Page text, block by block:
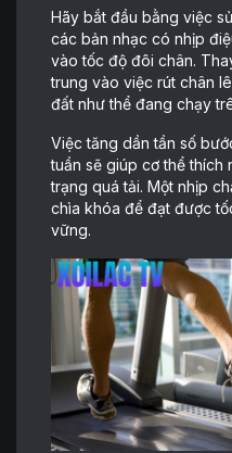
Hãy bắt đầu bằng việc
các bản nhạc có nhịp
vào tốc độ đôi chân.
trung vào việc rút chân
đất như thể đang chạy
Việc tăng dần tần số
tuần sẽ giúp cơ thể thích
trạng quá tải. Một nhịp
chìa khóa để đạt được
vững.